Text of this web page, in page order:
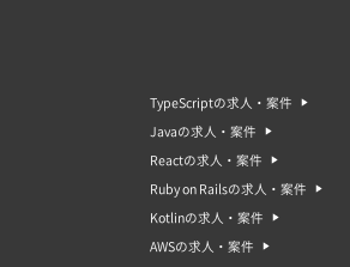
TypeScriptの求人・案件
Javaの求人・案件
Reactの求人・案件
Ruby on Railsの求人・案件
Kotlinの求人・案件
AWSの求人・案件